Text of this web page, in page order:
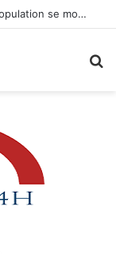
Manifestation à Springfield (Ohio) : La population se mobilise pour les Haïtiens face au TPS et aux bracelets électroniques